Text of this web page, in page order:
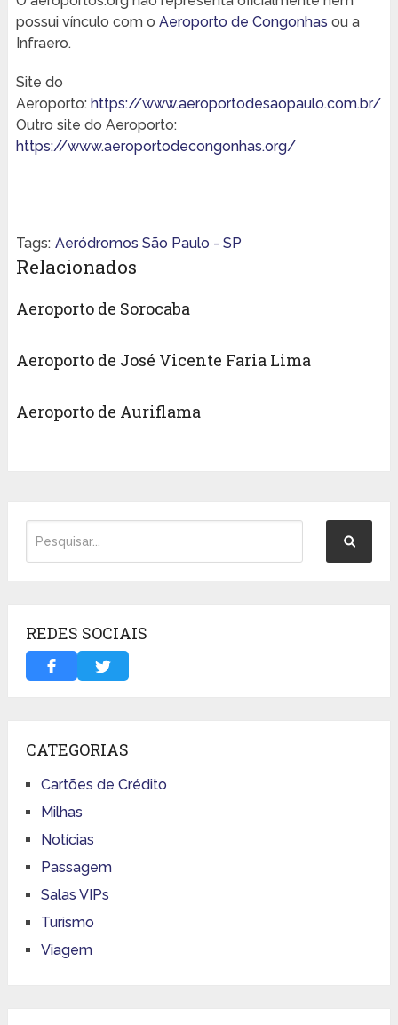
possui vínculo com o Aeroporto de Congonhas ou a
Infraero.
Site do
Aeroporto: https://www.aeroportodesaopaulo.com.br/
Outro site do Aeroporto:
https://www.aeroportodecongonhas.org/
Tags: Aeródromos São Paulo - SP
Relacionados
Aeroporto de Sorocaba
Aeroporto de José Vicente Faria Lima
Aeroporto de Auriflama
REDES SOCIAIS
CATEGORIAS
Cartões de Crédito
Milhas
Notícias
Passagem
Salas VIPs
Turismo
Viagem